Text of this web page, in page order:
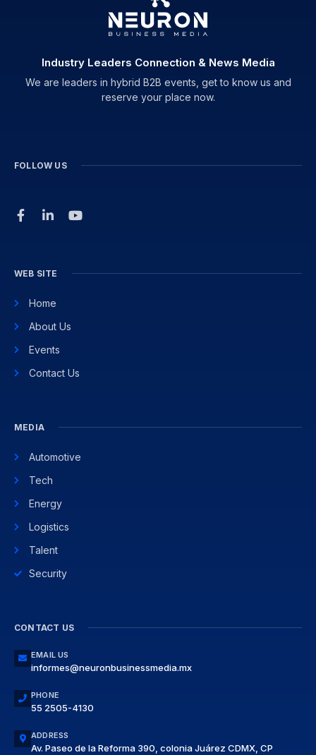
Industry Leaders Connection & News Media
We are leaders in hybrid B2B events, get to know us and
reserve your place now.
FOLLOW US
WEB SITE
Home
About Us
Events
Contact Us
MEDIA
Automotive
Tech
Energy
Logistics
Talent
Security
CONTACT US
EMAIL US
informes@neuronbusinessmedia.mx
PHONE
55 2505-4130
ADDRESS
Av. Paseo de la Reforma 390, colonia Juárez CDMX, CP